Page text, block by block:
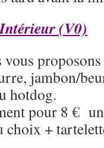
(V0)
vous
jambon/
hotdog.
pour 8 €
choix +